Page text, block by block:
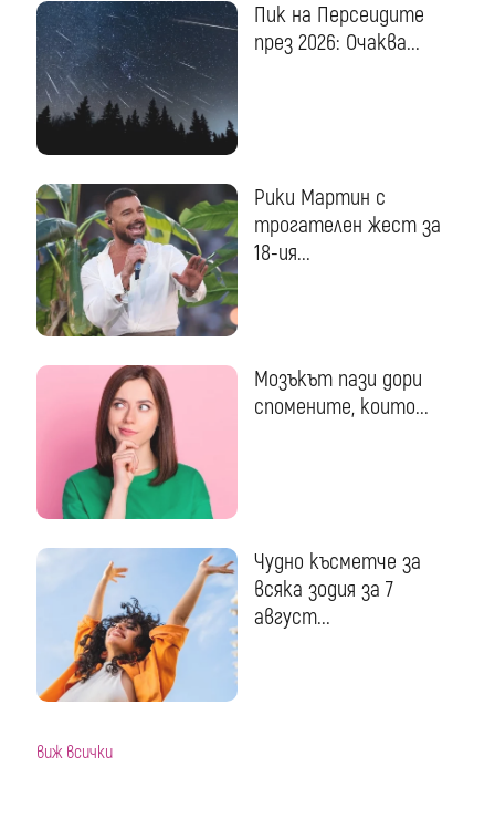
Пик на Персеидите
през 2026: Очаква...
Рики Мартин с
трогателен жест за
18-ия...
Мозъкът пази дори
спомените, които...
Чудно късметче за
всяка зодия за 7
август...
виж всички